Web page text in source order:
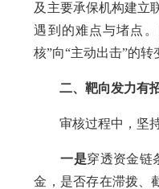
及主要承保机构建立
遇到的难点与堵点
核”向“主动出击”的转
二、靶向发力有
审核过程中，坚持
一是穿透资金链
金，是否存在滞拨、